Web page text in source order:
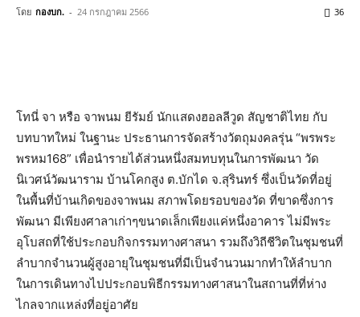
โดย กองบก. - 24 กรกฎาคม 2566 36
โทนี่ จา หรือ จาพนม ยีรัมย์ นักแสดงฮอลลีวูด สัญชาติไทย กับ
บทบาทใหม่ ในฐานะ ประธานการจัดสร้างวัตถุมงคลรุ่น “พรพระ
พรหม168” เพื่อนำรายได้ส่วนหนึ่งสมทบทุนในการพัฒนา วัด
นิเวศน์วัฒนาราม บ้านโคกสูง ต.บักได จ.สุรินทร์ ซึ่งเป็นวัดที่อยู่
ในพื้นที่บ้านเกิดของจาพนม สภาพโดยรอบของวัด ที่ขาดซึ่งการ
พัฒนา มีเพียงศาลาเก่าๆขนาดเล็กเพียงแค่หนึ่งอาคาร ไม่มีพระ
อุโบสถที่ใช้ประกอบกิจกรรมทางศาสนา รวมถึงวิถีชีวิตในชุมชนที่
ลำบากจำนวนผู้สูงอายุในชุมชนที่มีเป็นจำนวนมากทำให้ลำบาก
ในการเดินทางไปประกอบพิธีกรรมทางศาสนาในสถานที่ที่ห่าง
ไกลจากแหล่งที่อยู่อาศัย